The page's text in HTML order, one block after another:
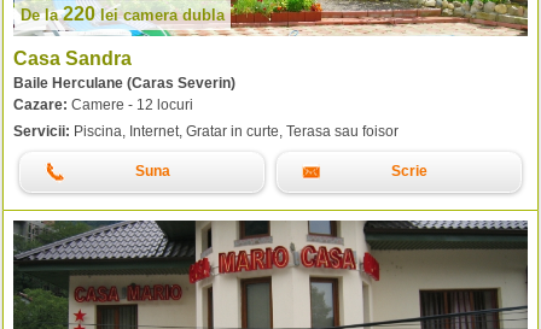
De la220leicamera dubla
Casa Sandra
Baile Herculane (Caras Severin)
Cazare: Camere - 12 locuri
Servicii: Piscina, Internet, Gratar in curte, Terasa sau foisor
Suna Scrie